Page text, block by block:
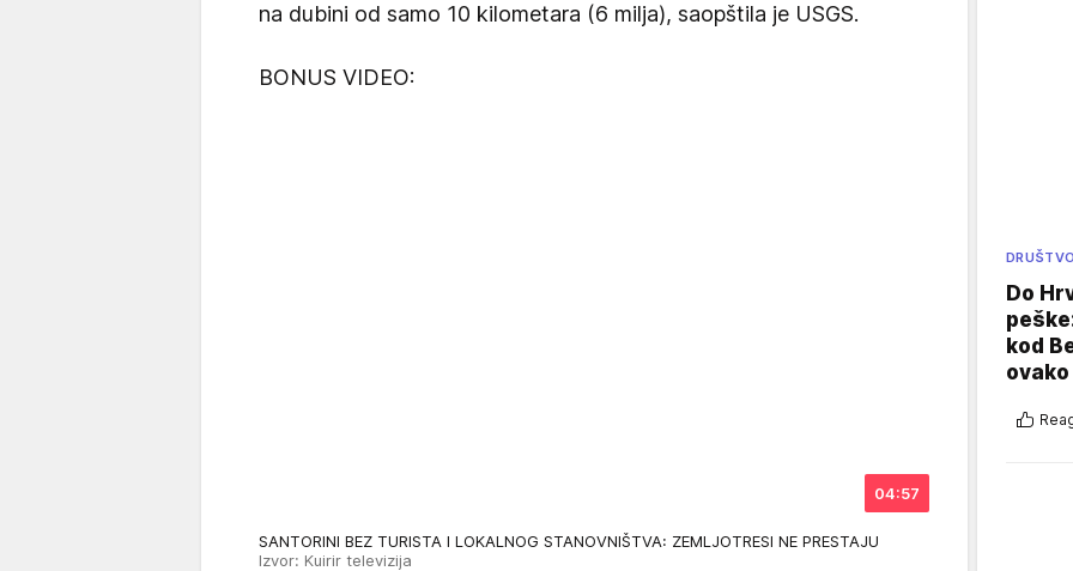
na dubini od samo 10 kilometara (6 milja), saopštila je USGS.
BONUS VIDEO:
04:57
SANTORINI BEZ TURISTA I LOKALNOG STANOVNIŠTVA: ZEMLJOTRESI NE PRESTAJU
Izvor: Kuirir televizija
DRUŠTVO
Do
kod